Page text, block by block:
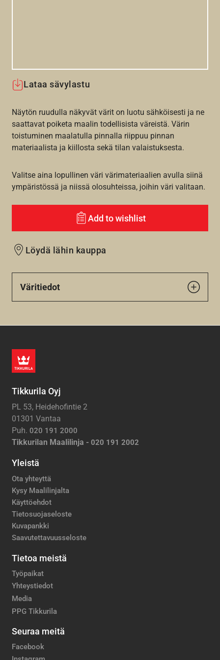
Lataa sävylastu
Näytön ruudulla näkyvät värit on luotu sähköisesti ja ne
saattavat poiketa maalin todellisista väreistä. Värin
toistuminen maalatulla pinnalla riippuu pinnan
materiaalista ja kiillosta sekä tilan valaistuksesta.
Valitse aina lopullinen väri värimateriaalien avulla siinä
ympäristössä ja niissä olosuhteissa, joihin väri valitaan.
Add to wishlist
Löydä lähin kauppa
Väritiedot
Tikkurila Oyj
PL 53, Heidehofintie 2
01301 Vantaa
Puh. 020 191 2000
Tikkurilan Maalilinja - 020 191 2002
Yleistä
Ota yhteyttä
Kysy Maalilinjalta
Käyttöehdot
Tietosuojaseloste
Kuvapankki
Saavutettavuusseloste
Tietoa meistä
Työpaikat
Yhteystiedot
Media
PPG Tikkurila
Seuraa meitä
Facebook